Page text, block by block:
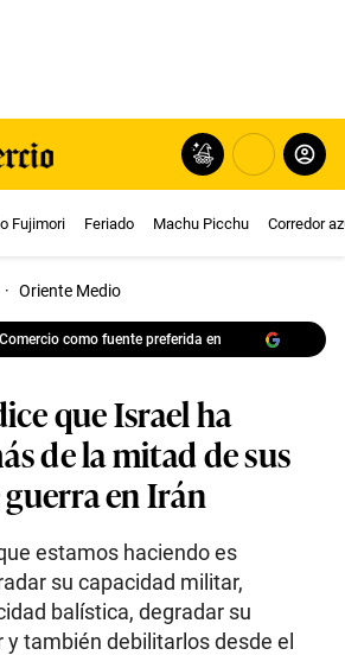
Fujimori Feriado Machu Picchu Corredor
· Oriente Medio
como fuente preferida en
que Israel ha
de la mitad de sus
en Irán
estamos haciendo es
su capacidad militar,
balística, degradar su
también debilitarlos desde el